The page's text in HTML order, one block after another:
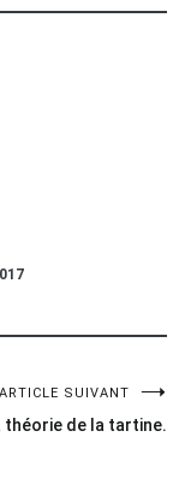
ARTICLE SUIVANT
théorie de la tartine.